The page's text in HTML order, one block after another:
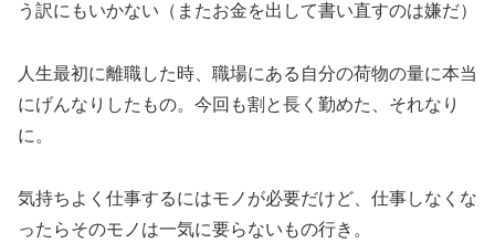
う訳にもいかない（またお金を出して書い直すのは嫌だ）
人生最初に離職した時、職場にある自分の荷物の量に本当
にげんなりしたもの。今回も割と長く勤めた、それなり
に。
気持ちよく仕事するにはモノが必要だけど、仕事しなくな
ったらそのモノは一気に要らないもの行き。